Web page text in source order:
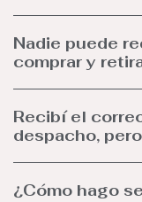
Nadie puede
comprar y
Recibí el
despacho,
¿Cómo hago